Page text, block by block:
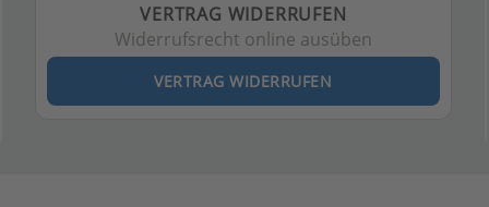
VERTRAG WIDERRUFEN
Widerrufsrecht online ausüben
VERTRAG WIDERRUFEN